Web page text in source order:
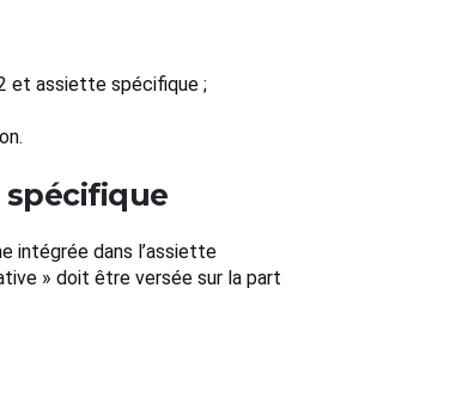
et assiette spécifique ;
spécifique
intégrée dans l’assiette
» doit être versée sur la part